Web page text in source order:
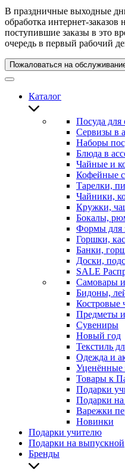
В праздничные выходные
обработка интернет-заказов
поступившие заказы в это
очередь в первый рабочий
Пожаловаться на
Каталог
Посуда для
Сервизы в
Наборы
Блюда в
Чайные и
Кофейные
Тарелки,
Чайники,
Кружки,
Бокалы,
Формы для
Горшки,
Банки,
Доски,
SALE
Самовары
Бидоны,
Костровые
Предметы
Сувениры
Новый год
Текстиль
Одежда и
Уценённые
Товары к
Подарки
Подарки
Варежки
Новинки
Подарки учителю
Подарки на выпускной
Бренды